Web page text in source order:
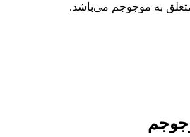
به موجوجم می‌باشد.